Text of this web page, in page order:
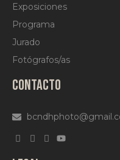
Exposiciones
Programa
Jurado
Fotógrafos/as
CONTACTO